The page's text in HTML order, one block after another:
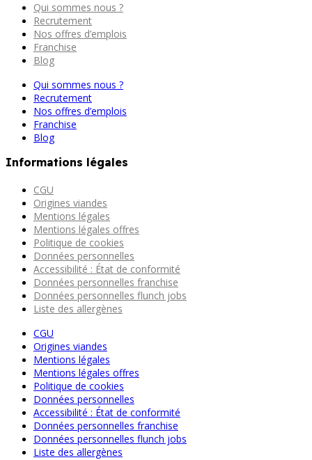
Qui sommes nous ?
Recrutement
Nos offres d’emplois
Franchise
Blog
Qui sommes nous ?
Recrutement
Nos offres d’emplois
Franchise
Blog
Informations légales
CGU
Origines viandes
Mentions légales
Mentions légales offres
Politique de cookies
Données personnelles
Accessibilité : État de conformité
Données personnelles franchise
Données personnelles flunch jobs
Liste des allergènes
CGU
Origines viandes
Mentions légales
Mentions légales offres
Politique de cookies
Données personnelles
Accessibilité : État de conformité
Données personnelles franchise
Données personnelles flunch jobs
Liste des allergènes